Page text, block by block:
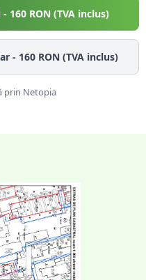
- 160RON (TVA inclus)
- 160RON (TVA inclus)
prin Netopia